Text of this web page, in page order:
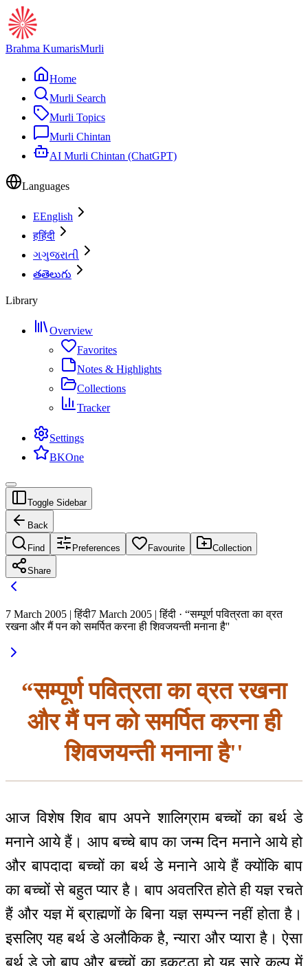
Brahma KumarisMurli
Home
Murli Search
Murli Topics
Murli Chintan
AI Murli Chintan (ChatGPT)
Languages
EEnglish
हहिंदी
ગગુજરાતી
తతెలుగు
Library
Overview
Favorites
Notes & Highlights
Collections
Tracker
Settings
BKOne
Toggle Sidebar
Back
Find Preferences Favourite Collection
Share
7 March 2005 | हिंदी7 March 2005 | हिंदी · “सम्पूर्ण पवित्रता का व्रत
रखना और मैं पन को समर्पित करना ही शिवजयन्ती मनाना है''
“सम्पूर्ण पवित्रता का व्रत रखना
और मैं पन को समर्पित करना ही
शिवजयन्ती मनाना है''
आज विशेष शिव बाप अपने शालिग्राम बच्चों का बर्थ डे
मनाने आये हैं। आप बच्चे बाप का जन्म दिन मनाने आये हो
और बापदादा बच्चों का बर्थ डे मनाने आये हैं क्योंकि बाप
का बच्चों से बहुत प्यार है। बाप अवतरित होते ही यज्ञ रचते
हैं और यज्ञ में ब्राह्मणों के बिना यज्ञ सम्पन्न नहीं होता है।
इसलिए यह बर्थ डे अलौकिक है, न्यारा और प्यारा है। ऐसा
बर्थ डे जो बाप और बच्चों का इकट्ठा हो यह सारे कल्प में